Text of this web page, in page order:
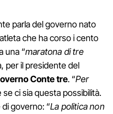
parla del governo nato
che ha corso i cento
una “maratona di tre
per il presidente del
Conte tre. “Per
se ci sia questa possibilità.
governo: “La politica non